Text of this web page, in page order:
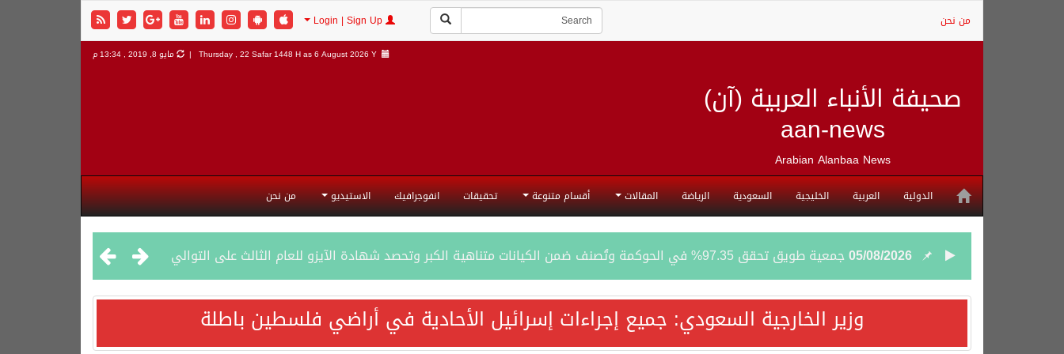
من نحن
صحيفة الأنباء العربية (آن)
aan-news
Arabian Alanbaa News
Thursday , 22 Safar 1448 H as6 August 2026 Y | مايو 8, 2019 , 13:34 م
الدولية العربية الخليجية السعودية الرياضة المقالات أقسام متنوعة تحقيقات انفوجرافيك الاستيديو من نحن
05/08/2026جمعية طويق تحقق 97.35% في الحوكمة وتُصنف ضمن الكيانات متناهية الكبر وتحصد شهادة الآيزو للعام الثالث على التوالي
04/08/2026“الفرصة الأخيرة”.. ترامب: المحادثات مع إيران جارية الآن
وزير الخارجية السعودي: جميع إجراءات إسرائيل الأحادية في أراضي فلسطين باطلة